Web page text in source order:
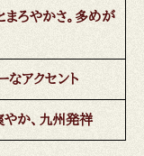
まろやかさ。多めが
なアクセント
やか、九州発祥